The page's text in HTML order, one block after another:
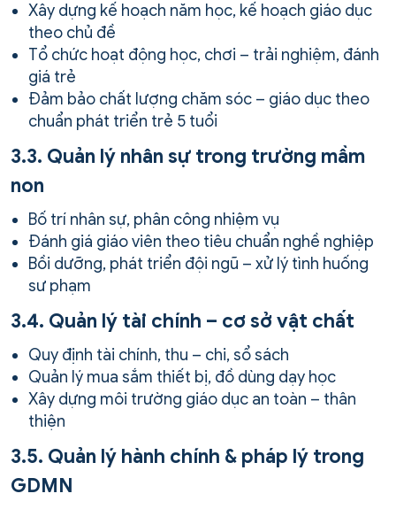
Xây dựng kế hoạch năm học, kế hoạch giáo dục
theo chủ đề
Tổ chức hoạt động học, chơi – trải nghiệm, đánh
giá trẻ
Đảm bảo chất lượng chăm sóc – giáo dục theo
chuẩn phát triển trẻ 5 tuổi
3.3. Quản lý nhân sự trong trường mầm
non
Bố trí nhân sự, phân công nhiệm vụ
Đánh giá giáo viên theo tiêu chuẩn nghề nghiệp
Bồi dưỡng, phát triển đội ngũ – xử lý tình huống
sư phạm
3.4. Quản lý tài chính – cơ sở vật chất
Quy định tài chính, thu – chi, sổ sách
Quản lý mua sắm thiết bị, đồ dùng dạy học
Xây dựng môi trường giáo dục an toàn – thân
thiện
3.5. Quản lý hành chính & pháp lý trong
GDMN